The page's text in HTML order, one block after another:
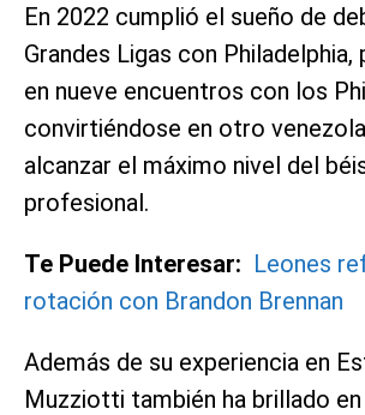
En 2022 cumplió el sueño de
Grandes Ligas con Philadelphia,
en nueve encuentros con los
convirtiéndose en otro
alcanzar el máximo nivel del
profesional.
Te Puede Interesar: Leones
rotación con Brandon Brennan
Además de su experiencia en
Muzziotti también ha brillado